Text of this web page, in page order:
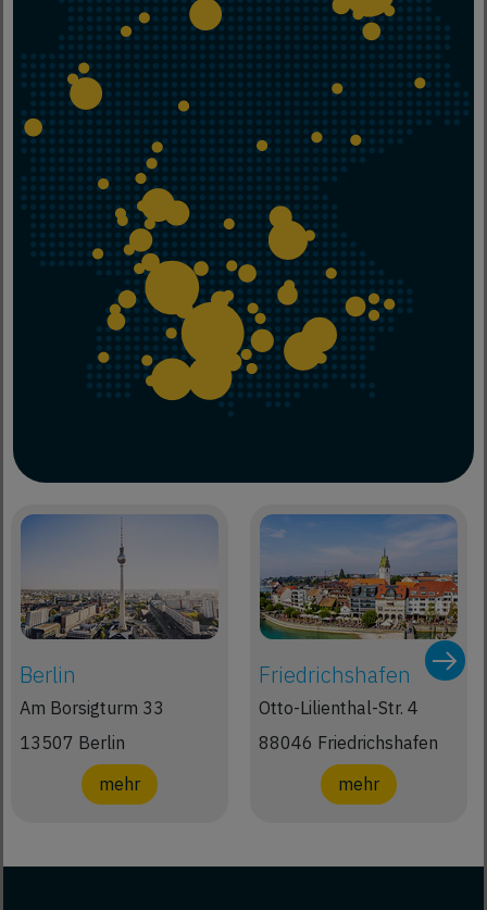
Berlin
Am Borsigturm 33
13507 Berlin
mehr
Friedrichshafen
Otto-Lilienthal-Str. 4
88046 Friedrichshafen
mehr